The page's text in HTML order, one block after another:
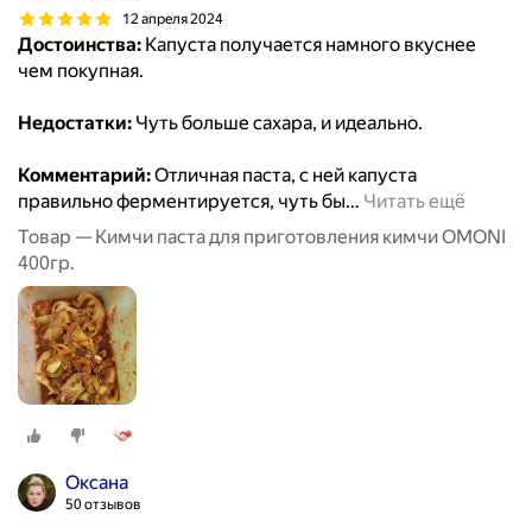
12 апреля 2024
Достоинства: Капуста получается намного вкуснее
чем покупная.
Недостатки: Чуть больше сахара, и идеально.
Комментарий:Отличная паста, с ней капуста
правильно ферментируется, чуть бы… Читать ещё
Товар — Кимчи паста для приготовления кимчи OMONI
400гр.
Оксана
50 отзывов